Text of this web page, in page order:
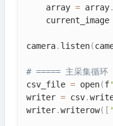
    array
= array.
    current_image
camera. listen(
# ===== 主采集循环
csv_file = open(f
writer = csv.
writer.writerow( [